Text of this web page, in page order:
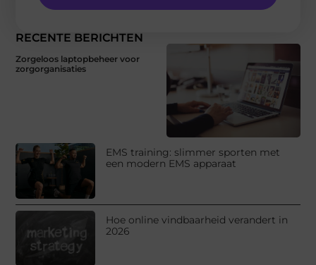
RECENTE BERICHTEN
Zorgeloos laptopbeheer voor
zorgorganisaties
EMS training: slimmer sporten met
een modern EMS apparaat
Hoe online vindbaarheid verandert in
2026